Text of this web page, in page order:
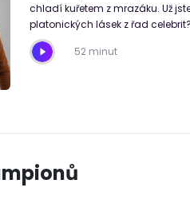
chladí kuřetem z mrazáku. Už
platonických lásek z řad celebrit?
52 minut